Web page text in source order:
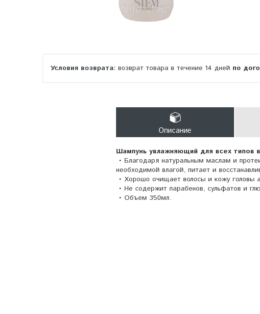
возврат товара в течение 14 дней по
Описание
Шампунь увлажняющий для всех типов
• Благодаря натуральным маслам и
необходимой влагой, питает и
• Хорошо очищает волосы и кожу головы
• Не содержит парабенов, сульфатов и
• Объем 350мл.